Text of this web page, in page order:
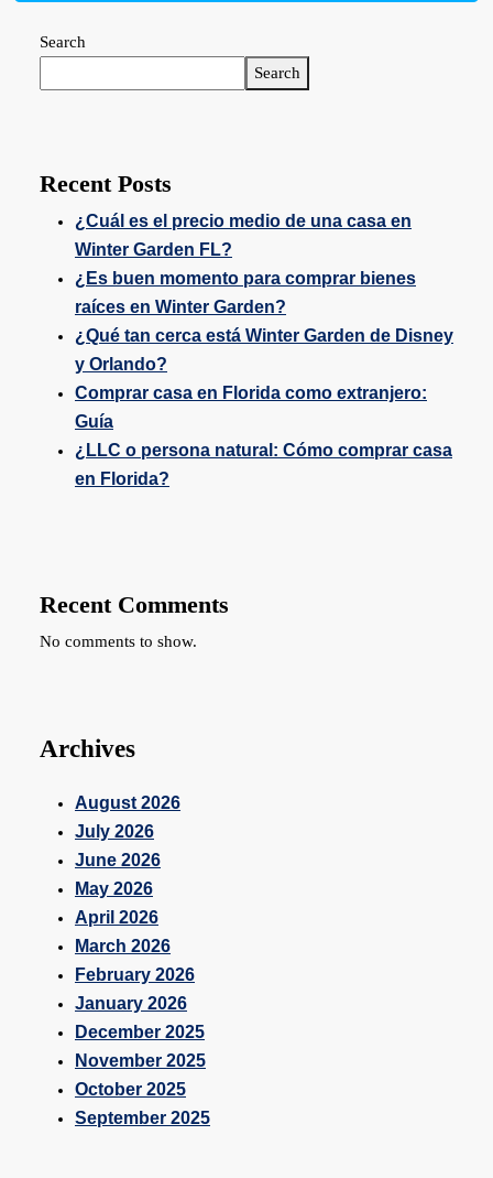
Search
Search
Recent Posts
¿Cuál es el precio medio de una casa en
Winter Garden FL?
¿Es buen momento para comprar bienes
raíces en Winter Garden?
¿Qué tan cerca está Winter Garden de Disney
y Orlando?
Comprar casa en Florida como extranjero:
Guía
¿LLC o persona natural: Cómo comprar casa
en Florida?
Recent Comments
No comments to show.
Archives
August 2026
July 2026
June 2026
May 2026
April 2026
March 2026
February 2026
January 2026
December 2025
November 2025
October 2025
September 2025